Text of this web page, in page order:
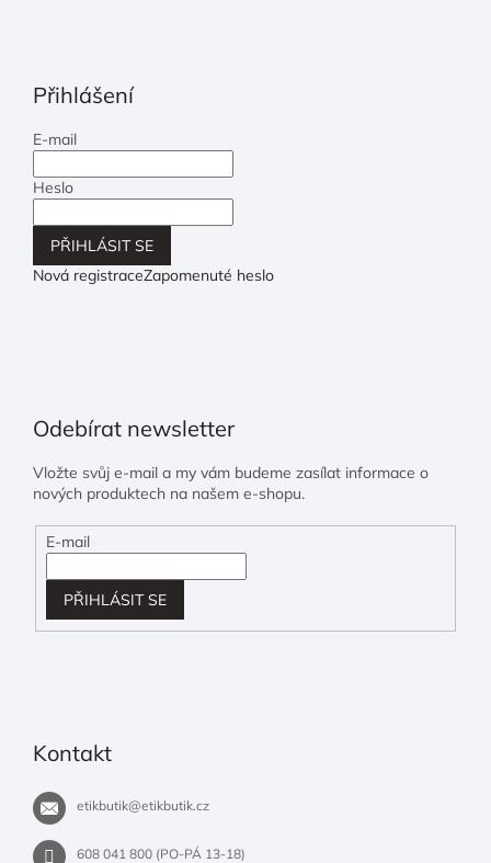
Přihlášení
E-mail
Heslo
PŘIHLÁSIT SE
Nová registraceZapomenuté heslo
Odebírat newsletter
Vložte svůj e-mail a my vám budeme zasílat informace o
nových produktech na našem e-shopu.
E-mail
PŘIHLÁSIT SE
Kontakt
etikbutik@etikbutik.cz
608 041 800 (PO-PÁ 13-18)